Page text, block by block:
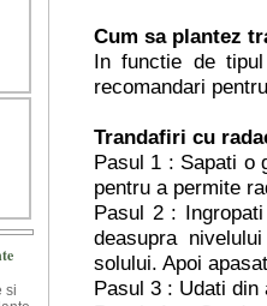
Cum sa plantez
In functie de
recomandari
Trandafiri cu
Pasul 1 : Sapati o
pentru a permite
Pasul 2 :
deasupra
solului. Apoi
Pasul 3 : Udati din